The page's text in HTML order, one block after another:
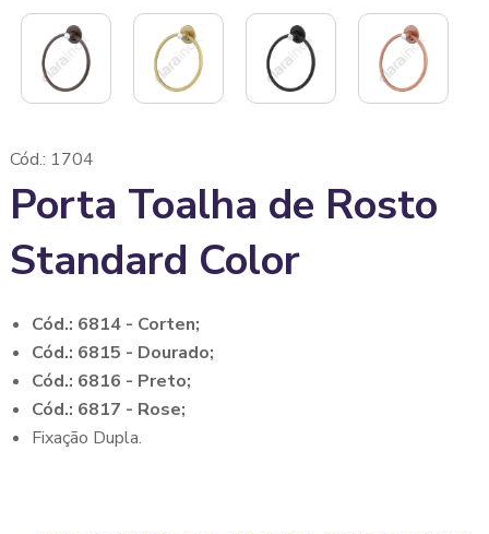
Cód.: 1704
Porta Toalha de Rosto
Standard Color
Cód.: 6814 - Corten;
Cód.: 6815 - Dourado;
Cód.: 6816 - Preto;
Cód.: 6817 - Rose;
Fixação Dupla.